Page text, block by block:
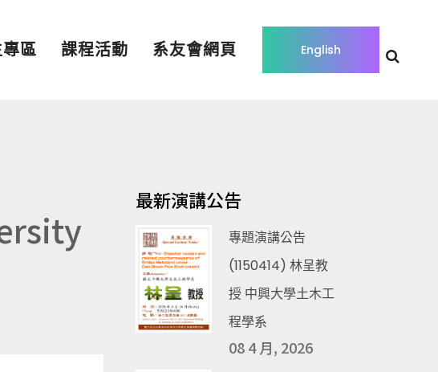
English
區 課程活動 系友會網頁
最新演講公告
專題演講公告
(1150414) 林呈教
授 中興大學土木工
程學系
08 4 月, 2026